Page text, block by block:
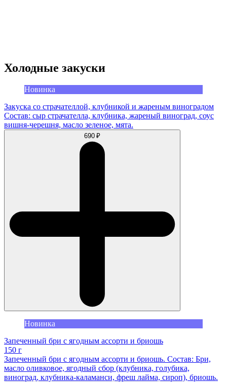
Холодные закуски
Новинка
Закуска со страчателлой, клубникой и жареным виноградом
Состав: сыр страчателла, клубника, жареный виноград, соус
вишня-черешня, масло зеленое, мята.
690 ₽
Новинка
Запеченный бри с ягодным ассорти и бриошь
150 г
Запеченный бри с ягодным ассорти и бриошь. Состав: Бри,
масло оливковое, ягодный сбор (клубника, голубика,
виноград, клубника-каламанси, фреш лайма, сироп), бриошь.